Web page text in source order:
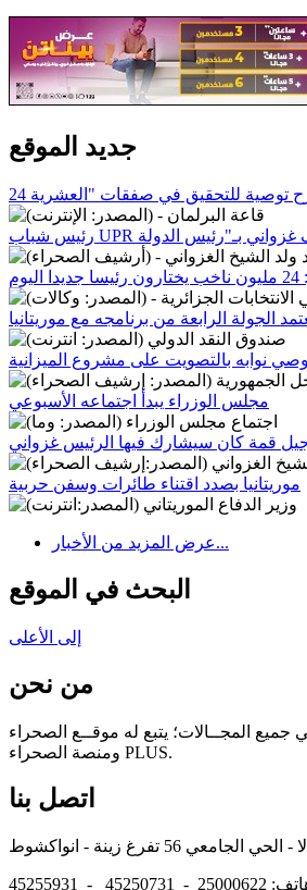
جديد الموقع
الجولة الرابعة من برنامجه مع موريتانيا
نوابه بالتصويت على مشروع الميزانية
مجلس الوزراء يبدأ اجتماعه الأسبوعي
قمة كان سيشارك فيها الرئيس غزواني
موريتانيا بصدد اقتناء طائرات وسفن حربية
عرض المزيد من الأخبار...
البحث في الموقع
إلى الأعلى
من نحن
جميع المجــالات؛ يتبع له موقــع الصحراء
ومنصة الصحراء PLUS.
اتصل بنا
- 45250731 - 45255931